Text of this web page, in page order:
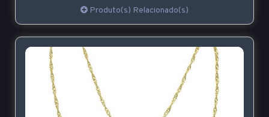
Produto(s) Relacionado(s)